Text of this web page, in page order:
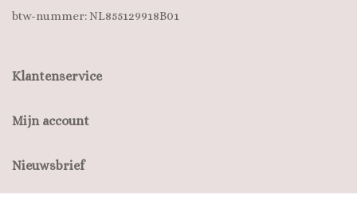
btw-nummer: NL855129918B01
Klantenservice
Mijn account
Nieuwsbrief